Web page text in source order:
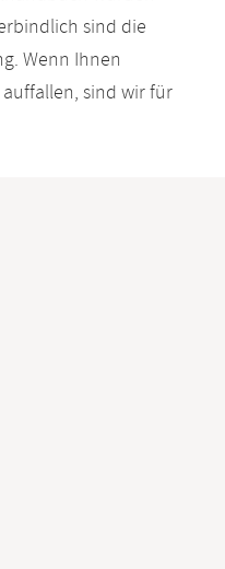
sind die
Wenn Ihnen
sind wir für